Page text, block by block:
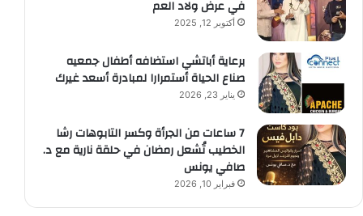
في عرض ولاد العم
أكتوبر 12, 2025
برعاية أباتشي استضافه أطفال جمعيه
صناع الحياة أستمرارا لمبادرة أسعد غيرك
يناير 23, 2026
7 ساعات من الجرأة وكسر التابوهات رشا
الخطيب تُشعل رمضان في حلقة نارية مع د.
صافي يونس
فبراير 10, 2026